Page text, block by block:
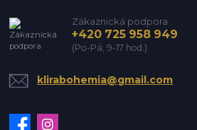
Zákaznická podpora
+420 725 958 949
(Po-Pá, 9-17 hod.)
klirabohemia@gmail.com